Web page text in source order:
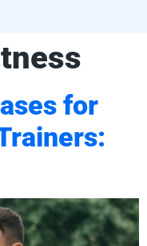
for